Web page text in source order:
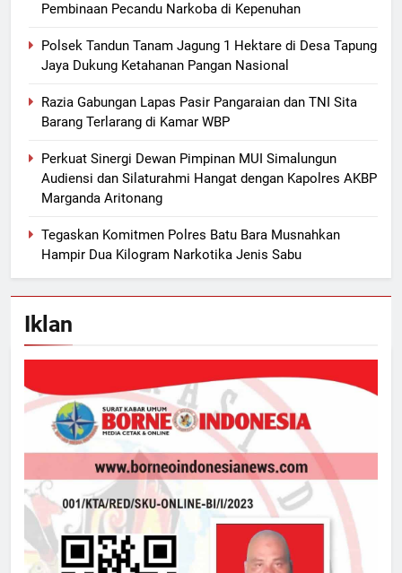
Pembinaan Pecandu Narkoba di Kepenuhan
Polsek Tandun Tanam Jagung 1 Hektare di Desa Tapung
Jaya Dukung Ketahanan Pangan Nasional
Razia Gabungan Lapas Pasir Pangaraian dan TNI Sita
Barang Terlarang di Kamar WBP
Perkuat Sinergi Dewan Pimpinan MUI Simalungun
Audiensi dan Silaturahmi Hangat dengan Kapolres AKBP
Marganda Aritonang
Tegaskan Komitmen Polres Batu Bara Musnahkan
Hampir Dua Kilogram Narkotika Jenis Sabu
Iklan